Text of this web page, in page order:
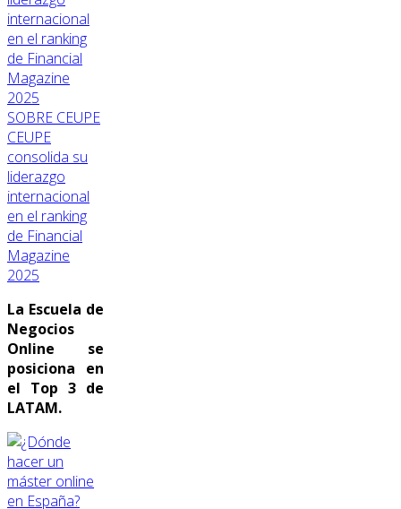
SOBRE CEUPE
CEUPE
consolida su
liderazgo
internacional
en el ranking
de Financial
Magazine
2025
La Escuela de
Negocios
Online se
posiciona en
el Top 3 de
LATAM.